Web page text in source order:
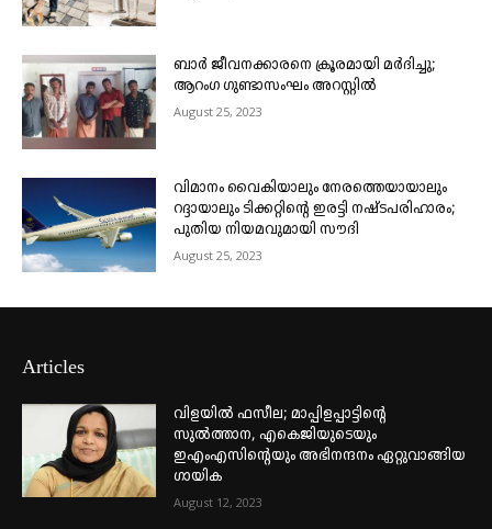
ബാർ ജീവനക്കാരനെ ക്രൂരമായി മർദിച്ചു;
ആറംഗ ഗുണ്ടാസംഘം അറസ്റ്റിൽ
August 25, 2023
വിമാനം വൈകിയാലും നേരത്തെയായാലും
റദ്ദായാലും ടിക്കറ്റിന്റെ ഇരട്ടി നഷ്ടപരിഹാരം;
പുതിയ നിയമവുമായി സൗദി
August 25, 2023
Articles
വിളയിൽ ഫസീല; മാപ്പിളപ്പാട്ടിന്റെ
സുൽത്താന, എകെജിയുടെയും
ഇഎംഎസിന്റെയും അഭിനന്ദനം ഏറ്റുവാങ്ങിയ
ഗായിക
August 12, 2023